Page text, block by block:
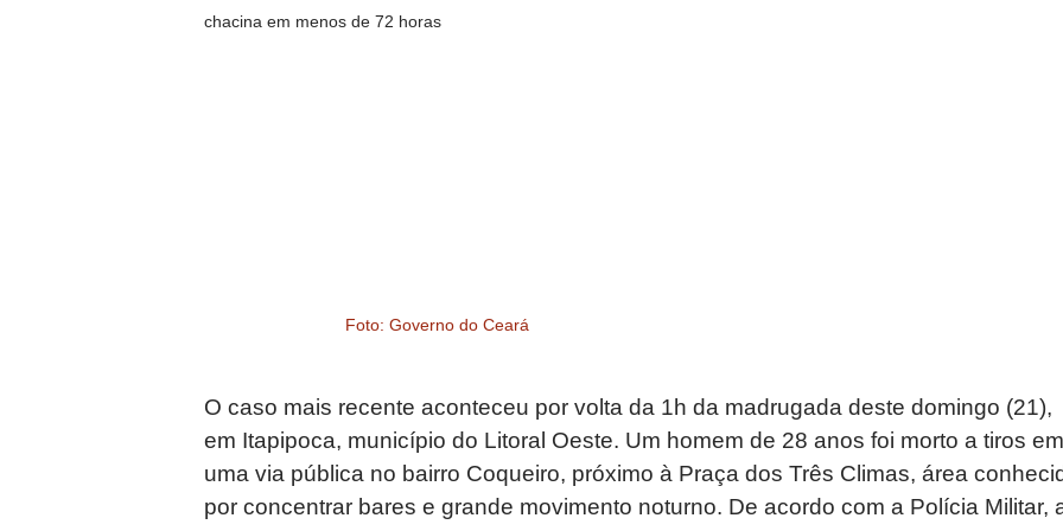
Foto: Governo do Ceará
O caso mais recente aconteceu por volta da 1h da madrugada deste domingo (21),
em Itapipoca, município do Litoral Oeste. Um homem de 28 anos foi morto a tiros em
uma via pública no bairro Coqueiro, próximo à Praça dos Três Climas, área
por concentrar bares e grande movimento noturno. De acordo com a Polícia Militar,